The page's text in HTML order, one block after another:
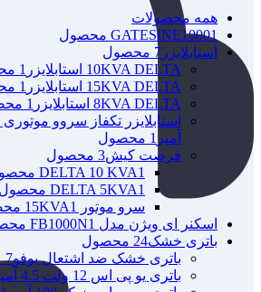
همه محصولات
GATESINE10001 محصول
استابلایزر 7 محصول
10KVA DELTA استابلایزر
1 محصول
15KVA DELTA استابلایزر
1 محصول
8KVA DELTA استابلایزر
1 محصول
آمپر 1 محصول
فرصت کیش3 محصول
DELTA 10 KVA1 محصول
DELTA 5KVA1 محصول
سرو موتور 15KVA
1 محصول
اسکنر ای ویژن مدل FB1000N 1 محصول
باتری خشک24 محصول
باتری خشک ضد اشتعال یوفو7 محصول
باتری یو پی اس 12 ولت 4.5 آمپر-یوفو